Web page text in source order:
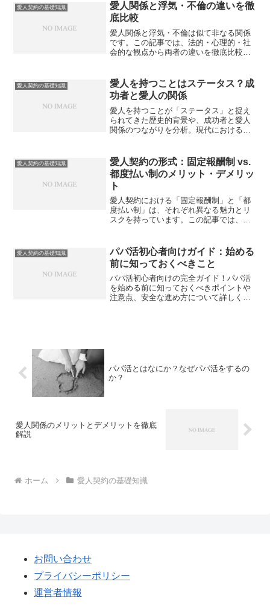
愛人契約の基礎知識
愛人関係と浮気・不倫の違いを徹
底比較
愛人関係と浮気・不倫は似て非なる関係
です。この記事では、法的・心理的・社
会的な観点から両者の違いを徹底比較
て詳しく解説します。
愛人契約の基礎知識
愛人を持つことはステータス？成
功者と愛人の関係
愛人を持つことが「ステータス」と捉え
られてきた歴史的背景や、成功者と愛人
関係のつながりを分析。現代における価
愛人契約の基礎知識
愛人契約の形式：固定報酬制 vs.
都度払い制のメリット・デメリッ
ト
愛人契約における「固定報酬制」と「都
度払い制」は、それぞれ異なる魅力とリ
スクを持っています。この記事では、双
極めるためのポイントを解説します。
愛人契約の基礎知識
パパ活初心者向けガイド：始める
前に知っておくべきこと
パパ活初心者向けの完全ガイド！パパ活
を始める前に知っておくべきポイントや
注意点、安全な進め方について詳しく解
パパ活とはなにか？なぜパパ活をするの
か？
愛人関係のメリットとデメリットを徹底
解説
ホーム 愛人契約の基礎知識
お問い合わせ
プライバシーポリシー
運営者情報